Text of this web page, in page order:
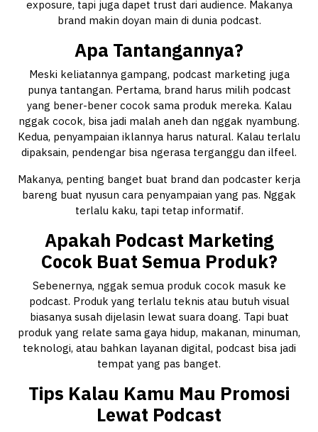
exposure, tapi juga dapet trust dari audience. Makanya
brand makin doyan main di dunia podcast.
Apa Tantangannya?
Meski keliatannya gampang, podcast marketing juga
punya tantangan. Pertama, brand harus milih podcast
yang bener-bener cocok sama produk mereka. Kalau
nggak cocok, bisa jadi malah aneh dan nggak nyambung.
Kedua, penyampaian iklannya harus natural. Kalau terlalu
dipaksain, pendengar bisa ngerasa terganggu dan ilfeel.
Makanya, penting banget buat brand dan podcaster kerja
bareng buat nyusun cara penyampaian yang pas. Nggak
terlalu kaku, tapi tetap informatif.
Apakah Podcast Marketing
Cocok Buat Semua Produk?
Sebenernya, nggak semua produk cocok masuk ke
podcast. Produk yang terlalu teknis atau butuh visual
biasanya susah dijelasin lewat suara doang. Tapi buat
produk yang relate sama gaya hidup, makanan, minuman,
teknologi, atau bahkan layanan digital, podcast bisa jadi
tempat yang pas banget.
Tips Kalau Kamu Mau Promosi
Lewat Podcast